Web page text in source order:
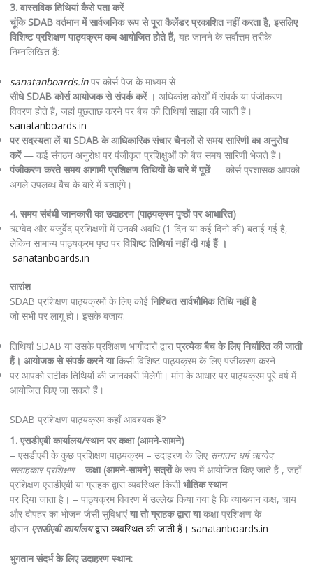
3. वास्तविक तिथियां कैसे पता करें
चूंकि SDAB वर्तमान में सार्वजनिक रूप से पूरा कैलेंडर प्रकाशित नहीं करता है, इसलिए
विशिष्ट प्रशिक्षण पाठ्यक्रम कब आयोजित होते हैं, यह जानने के सर्वोत्तम तरीके
निम्नलिखित हैं:
sanatanboards.inपर कोर्स पेज के माध्यम से
सीधे SDAB कोर्स आयोजक से संपर्क करें। अधिकांश कोर्सों में संपर्क या पंजीकरण
विवरण होते हैं, जहां पूछताछ करने पर बैच की तिथियां साझा की जाती हैं।
sanatanboards.in
पर सदस्यता लें या SDAB के आधिकारिक संचार चैनलों से समय सारिणी का अनुरोध
करें— कई संगठन अनुरोध पर पंजीकृत प्रशिक्षुओं को बैच समय सारिणी भेजते हैं।
पंजीकरण करते समय आगामी प्रशिक्षण तिथियों के बारे में पूछें— कोर्स प्रशासक आपको
अगले उपलब्ध बैच के बारे में बताएंगे।
4. समय संबंधी जानकारी का उदाहरण (पाठ्यक्रम पृष्ठों पर आधारित)
ऋग्वेद और यजुर्वेद प्रशिक्षणों में उनकी अवधि (1 दिन या कई दिनों की) बताई गई है,
लेकिन सामान्य पाठ्यक्रम पृष्ठ पर विशिष्ट तिथियां नहीं दी गई हैं ।
sanatanboards.in
सारांश
SDAB प्रशिक्षण पाठ्यक्रमों के लिए कोई निश्चित सार्वभौमिक तिथि नहीं है
जो सभी पर लागू हो। इसके बजाय:
तिथियां SDAB या उसके प्रशिक्षण भागीदारों द्वारा प्रत्येक बैच के लिए निर्धारित की जाती
हैं। आयोजक से संपर्क करने याकिसी विशिष्ट पाठ्यक्रम के लिए पंजीकरण करने
पर आपको सटीक तिथियों की जानकारी मिलेगी। मांग के आधार पर पाठ्यक्रम पूरे वर्ष में
आयोजित किए जा सकते हैं।
SDAB प्रशिक्षण पाठ्यक्रम कहाँ आवश्यक हैं?
1. एसडीएबी कार्यालय/स्थान पर कक्षा (आमने-सामने)
– एसडीएबी के कुछ प्रशिक्षण पाठ्यक्रम – उदाहरण के लिए सनातन धर्म ऋग्वेद
सलाहकार प्रशिक्षण– कक्षा (आमने-सामने) सत्रोंके रूप में आयोजित किए जाते हैं , जहाँ
प्रशिक्षण एसडीएबी या ग्राहक द्वारा व्यवस्थित किसी भौतिक स्थान
पर दिया जाता है। – पाठ्यक्रम विवरण में उल्लेख किया गया है कि व्याख्यान कक्ष, चाय
और दोपहर का भोजन जैसी सुविधाएंया तो ग्राहक द्वारा याकक्षा प्रशिक्षण के
दौरान एसडीएबी कार्यालयद्वारा व्यवस्थित की जाती हैं। sanatanboards.in
भुगतान संदर्भ के लिए उदाहरण स्थान: